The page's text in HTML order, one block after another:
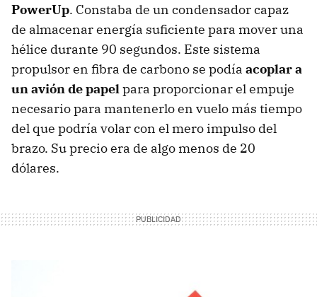
PowerUp. Constaba de un condensador capaz
de almacenar energía suficiente para mover una
hélice durante 90 segundos. Este sistema
propulsor en fibra de carbono se podía acoplar a
un avión de papelpara proporcionar el empuje
necesario para mantenerlo en vuelo más tiempo
del que podría volar con el mero impulso del
brazo. Su precio era de algo menos de 20
dólares.